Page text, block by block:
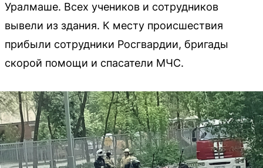
Уралмаше. Всех учеников и сотрудников
вывели из здания. К месту происшествия
прибыли сотрудники Росгвардии, бригады
скорой помощи и спасатели МЧС.